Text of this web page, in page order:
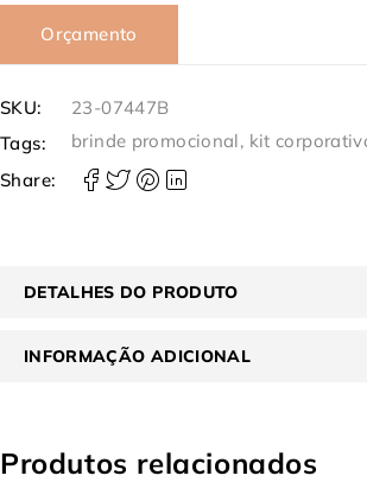
Orçamento
SKU:
23-07447B
Tags:
brinde promocional, kit
Share:
DETALHES DO PRODUTO
INFORMAÇÃO ADICIONAL
Produtos relacionados